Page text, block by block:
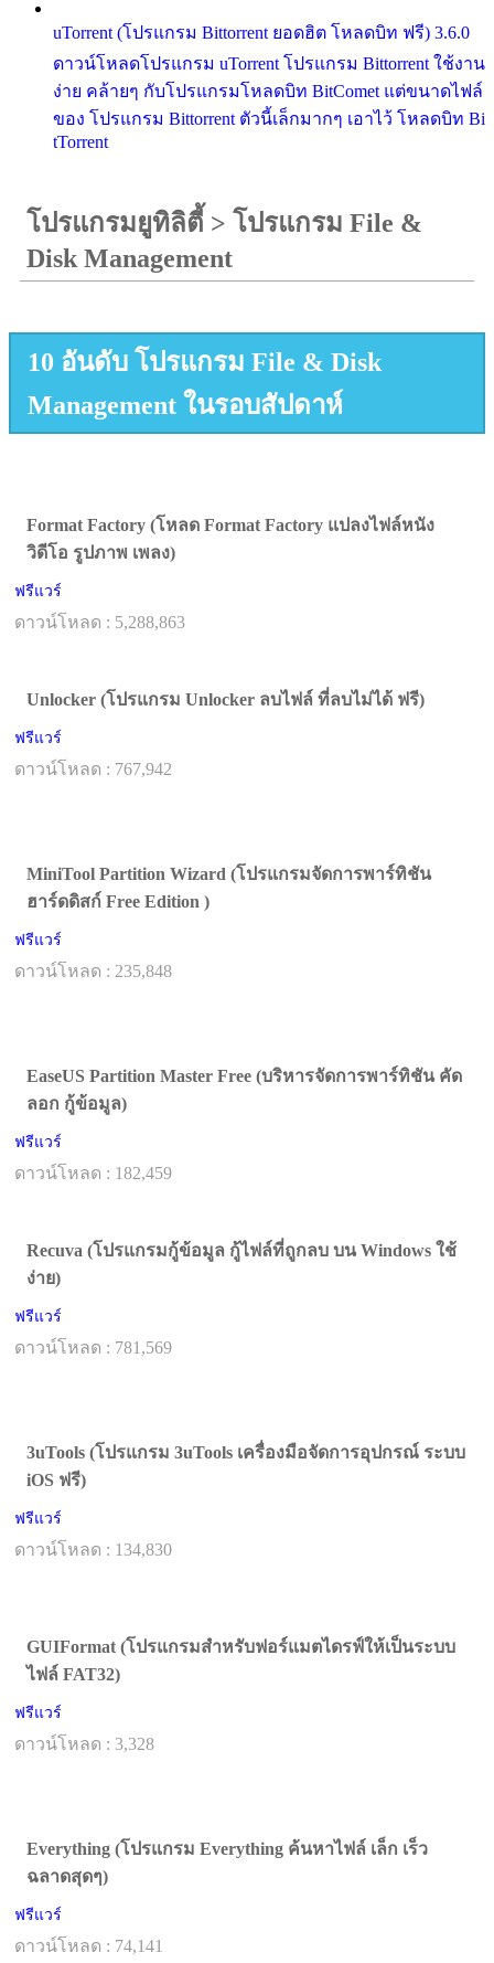
uTorrent (โปรแกรม Bittorrent ยอดฮิต โหลดบิท ฟรี) 3.6.0
ดาวน์โหลดโปรแกรม uTorrent โปรแกรม Bittorrent ใช้งาน
ง่าย คล้ายๆ กับโปรแกรมโหลดบิท BitComet แต่ขนาดไฟล์
ของ โปรแกรม Bittorrent ตัวนี้เล็กมากๆ เอาไว้ โหลดบิท Bi
tTorrent
โปรแกรมยูทิลิตี้ > โปรแกรม File &
Disk Management
10 อันดับ โปรแกรม File & Disk
Management ในรอบสัปดาห์
Format Factory (โหลด Format Factory แปลงไฟล์หนัง
วิดีโอ รูปภาพ เพลง)
ฟรีแวร์
ดาวน์โหลด : 5,288,863
Unlocker (โปรแกรม Unlocker ลบไฟล์ ที่ลบไม่ได้ ฟรี)
ฟรีแวร์
ดาวน์โหลด : 767,942
MiniTool Partition Wizard (โปรแกรมจัดการพาร์ทิชัน
ฮาร์ดดิสก์ Free Edition )
ฟรีแวร์
ดาวน์โหลด : 235,848
EaseUS Partition Master Free (บริหารจัดการพาร์ทิชัน คัด
ลอก กู้ข้อมูล)
ฟรีแวร์
ดาวน์โหลด : 182,459
Recuva (โปรแกรมกู้ข้อมูล กู้ไฟล์ที่ถูกลบ บน Windows ใช้
ง่าย)
ฟรีแวร์
ดาวน์โหลด : 781,569
3uTools (โปรแกรม 3uTools เครื่องมือจัดการอุปกรณ์ ระบบ
iOS ฟรี)
ฟรีแวร์
ดาวน์โหลด : 134,830
GUIFormat (โปรแกรมสำหรับฟอร์แมตไดรฟ์ให้เป็นระบบ
ไฟล์ FAT32)
ฟรีแวร์
ดาวน์โหลด : 3,328
Everything (โปรแกรม Everything ค้นหาไฟล์ เล็ก เร็ว
ฉลาดสุดๆ)
ฟรีแวร์
ดาวน์โหลด : 74,141